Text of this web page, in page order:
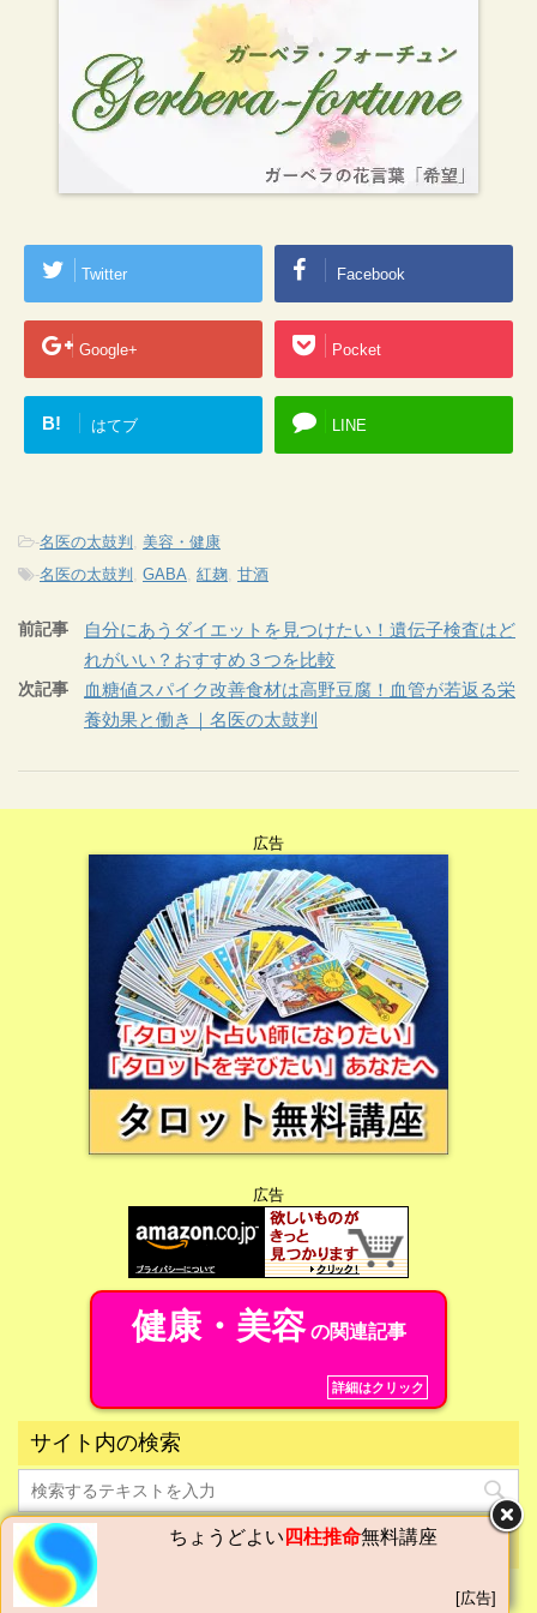
Twitter Facebook
Google+ Pocket
B! はてブ LINE
-名医の太鼓判 , 美容・健康
-名医の太鼓判 , GABA, 紅麹, 甘酒
前記事
自分にあうダイエットを見つけたい！遺伝子検査はど
れがいい？おすすめ３つを比較
次記事
血糖値スパイク改善食材は高野豆腐！血管が若返る栄
養効果と働き｜名医の太鼓判
広告
広告
健康・美容の関連記事
詳細はクリック
サイト内の検索
こちらの記事もいかが？
ちょうどよい 四柱推命無料講座
[広告]